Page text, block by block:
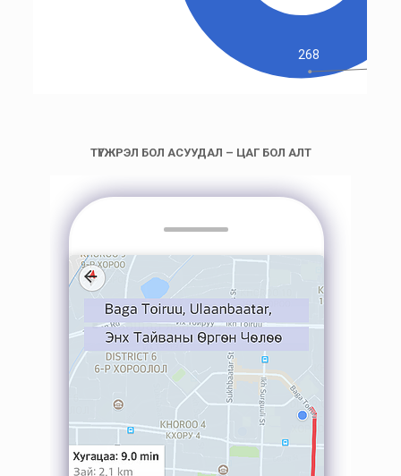
ТҮГЖРЭЛ БОЛ АСУУДАЛ – ЦАГ БОЛ АЛТ